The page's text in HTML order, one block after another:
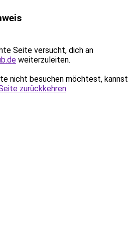
Seite versucht, dich an
weiterzuleiten.
nicht besuchen möchtest, kannst
zurückkehren.